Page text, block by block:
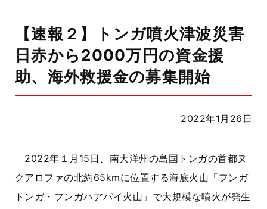
【速報２】トンガ噴火津波災害
日赤から2000万円の資金援
助、海外救援金の募集開始
2022年1月26日
2022年１月15日、南大洋州の島国トンガの首都ヌ
クアロファの北約65kmに位置する海底火山「フンガ
トンガ・フンガハアパイ火山」で大規模な噴火が発生